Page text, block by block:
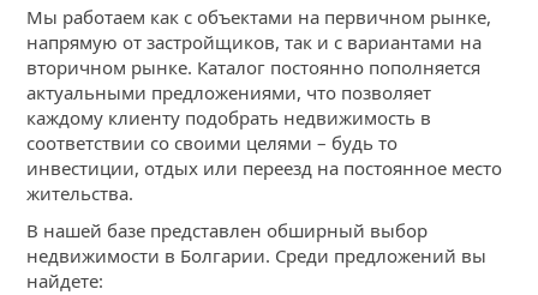
Мы работаем как с объектами на первичном рынке,
напрямую от застройщиков, так и с вариантами на
вторичном рынке. Каталог постоянно пополняется
актуальными предложениями, что позволяет
каждому клиенту подобрать недвижимость в
соответствии со своими целями – будь то
инвестиции, отдых или переезд на постоянное место
жительства.
В нашей базе представлен обширный выбор
недвижимости в Болгарии. Среди предложений вы
найдете: